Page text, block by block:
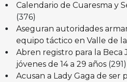
Calendario de Cuaresma y
(376)
Aseguran autoridades
equipo táctico en Valle de
Abren registro para la Beca
jóvenes de 14 a 29 años (291)
Acusan a Lady Gaga de ser